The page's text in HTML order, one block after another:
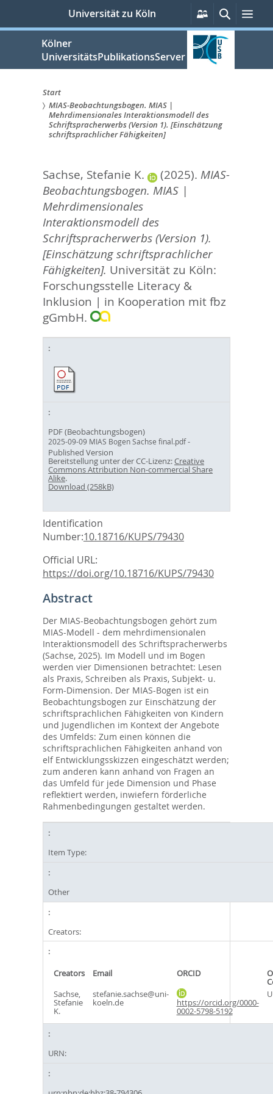
springen
Universität zu Köln
Persönliche
Services
Suche
Kölner
UniversitätsPublikationsServer
Sie
sind
Start
MIAS-Beobachtungsbogen. MIAS |
Mehrdimensionales Interaktionsmodell des
Schriftspracherwerbs (Version 1). [Einschätzung
schriftsprachlicher Fähigkeiten]
Sachse, Stefanie K. (2025). MIAS-
Beobachtungsbogen. MIAS |
Mehrdimensionales
Interaktionsmodell des
Schriftspracherwerbs (Version 1).
[Einschätzung schriftsprachlicher
Fähigkeiten]. Universität zu Köln:
Forschungsstelle Literacy &
Inklusion | in Kooperation mit fbz
gGmbH.
PDF (Beobachtungsbogen)
2025-09-09 MIAS Bogen Sachse final.pdf-
Published Version
Bereitstellung unter der CC-Lizenz:Creative
Commons Attribution Non-commercial Share
Alike.
Download (258kB)
Identification
Number:10.18716/KUPS/79430
Official URL:
https://doi.org/10.18716/KUPS/79430
Abstract
Der MIAS-Beobachtungsbogen gehört zum
MIAS-Modell - dem mehrdimensionalen
Interaktionsmodell des Schriftspracherwerbs
(Sachse, 2025). Im Modell und im Bogen
werden vier Dimensionen betrachtet: Lesen
als Praxis, Schreiben als Praxis, Subjekt- u.
Form-Dimension. Der MIAS-Bogen ist ein
Beobachtungsbogen zur Einschätzung der
schriftsprachlichen Fähigkeiten von Kindern
und Jugendlichen im Kontext der Angebote
des Umfelds: Zum einen können die
schriftsprachlichen Fähigkeiten anhand von
elf Entwicklungsskizzen eingeschätzt werden;
zum anderen kann anhand von Fragen an
das Umfeld für jede Dimension und Phase
reflektiert werden, inwiefern förderliche
Rahmenbedingungen gestaltet werden.
Item Type:
Other
Creators:
Creators Email ORCID
Sachse,
Stefanie
K.
stefanie.sachse@uni-
koeln.de https://orcid.org/0000-
0002-5798-5192
URN: